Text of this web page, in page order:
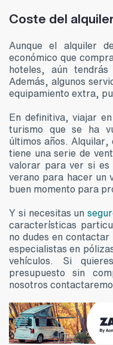
Coste del
Aunque el alquiler
económico que
hoteles, aún
Además, algunos
equipamiento extra,
En definitiva, viajar
turismo que se ha
últimos años.
tiene una serie de
valorar para ver si
verano para hacer un
buen momento para
Y si necesitas un
características
no dudes en
especialistas en
vehículos. Si
presupuesto sin
nosotros